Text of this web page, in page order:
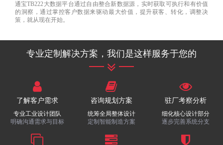
通宝TB222大数据平台通过自由整合新数据源，实时获取可执行和有价值
的洞察，通过掌控客户数据来驱动最大价值，提升获客、转化，调整决
策，就从现在开始。
专业定制解决方案，我们是这样服务于您的
了解客户需求
专业工业设计团队
明确沟通需求与目标
咨询规划方案
统筹全局整体设计
定制智能制造方案
驻厂考察分析
细化核心设计部分
逐步完善系统分支